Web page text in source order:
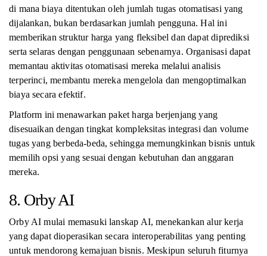
di mana biaya ditentukan oleh jumlah tugas otomatisasi yang
dijalankan, bukan berdasarkan jumlah pengguna. Hal ini
memberikan struktur harga yang fleksibel dan dapat diprediksi
serta selaras dengan penggunaan sebenarnya. Organisasi dapat
memantau aktivitas otomatisasi mereka melalui analisis
terperinci, membantu mereka mengelola dan mengoptimalkan
biaya secara efektif.
Platform ini menawarkan paket harga berjenjang yang
disesuaikan dengan tingkat kompleksitas integrasi dan volume
tugas yang berbeda-beda, sehingga memungkinkan bisnis untuk
memilih opsi yang sesuai dengan kebutuhan dan anggaran
mereka.
8. Orby AI
Orby AI mulai memasuki lanskap AI, menekankan alur kerja
yang dapat dioperasikan secara interoperabilitas yang penting
untuk mendorong kemajuan bisnis. Meskipun seluruh fiturnya